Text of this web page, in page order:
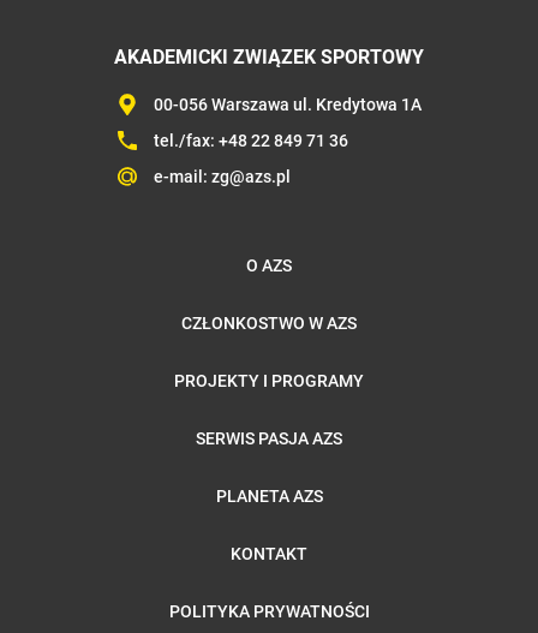
AKADEMICKI ZWIĄZEK SPORTOWY
00-056 Warszawa ul. Kredytowa 1A
tel./fax: +48 22 849 71 36
e-mail: zg@azs.pl
O AZS
CZŁONKOSTWO W AZS
PROJEKTY I PROGRAMY
SERWIS PASJA AZS
PLANETA AZS
KONTAKT
POLITYKA PRYWATNOŚCI